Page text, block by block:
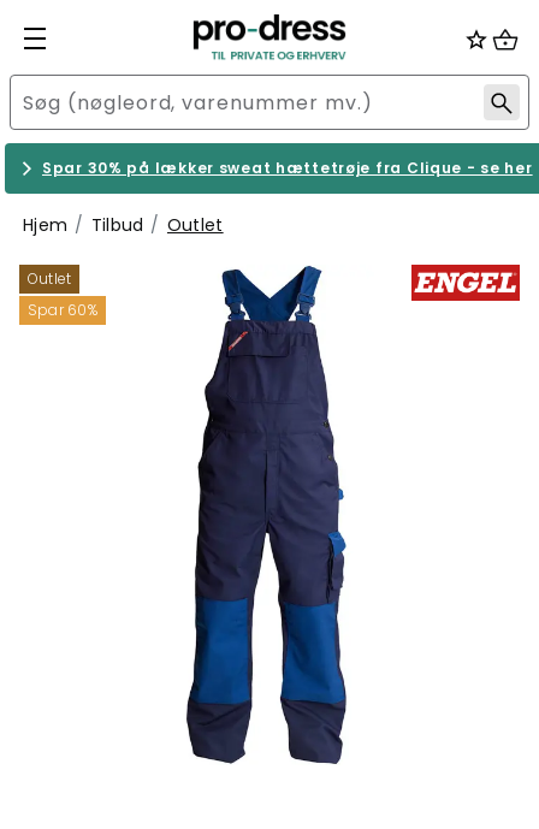
Spar 30% på lækker sweat hættetrøje fra Clique - se her
Hjem Tilbud Outlet
Outlet
Spar 60%